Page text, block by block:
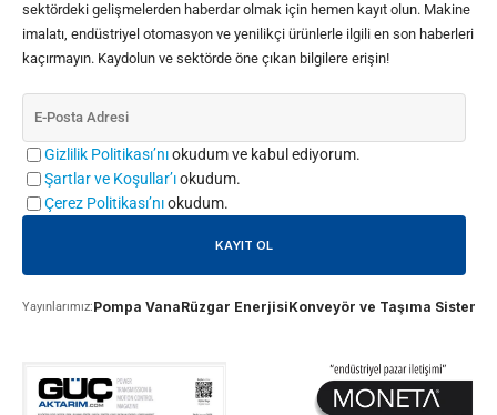
sektördeki gelişmelerden haberdar olmak için hemen kayıt olun. Makine
imalatı, endüstriyel otomasyon ve yenilikçi ürünlerle ilgili en son haberleri
kaçırmayın. Kaydolun ve sektörde öne çıkan bilgilere erişin!
Gizlilik Politikası’nıokudum ve kabul ediyorum.
Şartlar ve Koşullar’ıokudum.
Çerez Politikası’nıokudum.
Yayınlarımız:Pompa VanaRüzgar EnerjisiKonveyör ve Taşıma